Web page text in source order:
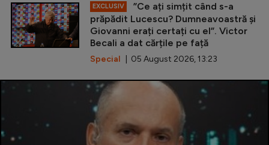
EXCLUSIV
”Ce ați simțit când s-a
prăpădit Lucescu? Dumneavoastră și
Giovanni erați certați cu el”. Victor
Becali a dat cărțile pe față
Special | 05 August 2026, 13:23